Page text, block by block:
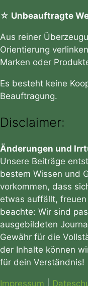
☆ Unbeauftragte
Aus reiner
Orientierung
Marken oder
Es besteht keine
Beauftragung.
Disclaimer:
Änderungen und
Unsere Beiträge
bestem Wissen und
vorkommen, dass
etwas auffällt,
beachte: Wir sind
ausgebildeten
Gewähr für die
der Inhalte können
für dein Verständnis!
Impressum